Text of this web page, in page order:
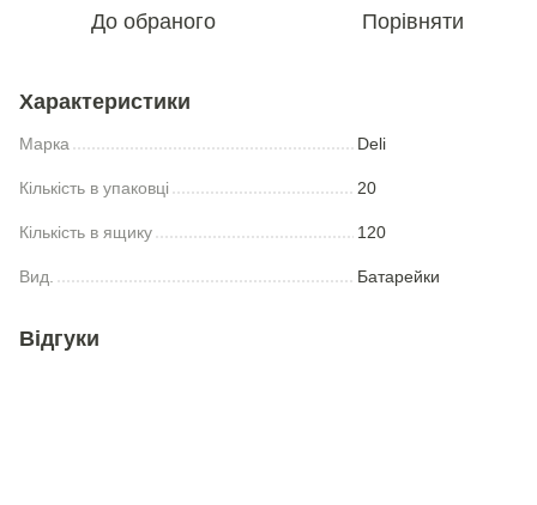
До обраного Порівняти
Характеристики
Марка Deli
Кількість в упаковці 20
Кількість в ящику 120
Вид. Батарейки
Відгуки